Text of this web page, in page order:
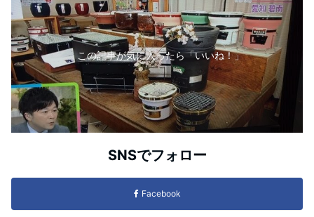
この記事が気に入ったら「いいね！」
SNSでフォロー
Facebook